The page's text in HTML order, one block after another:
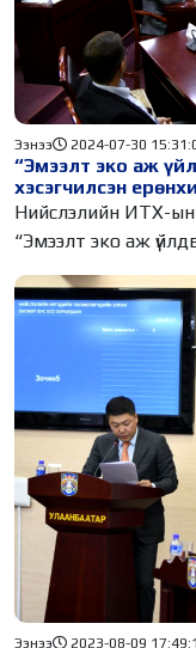
“Эмээлт эко аж
хэсэгчилсэн
Ээнээ 2024-07-30
Нийслэлийн ИТХ-ын
“Эмээлт эко аж
Ээнээ 2023-08-09